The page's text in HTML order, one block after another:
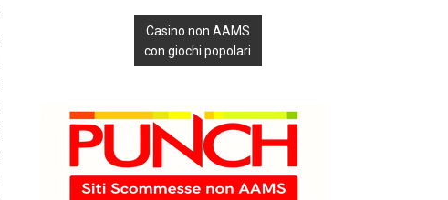
Casino non AAMS
con giochi popolari